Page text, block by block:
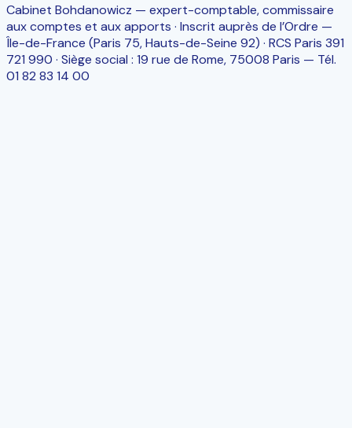
Cabinet Bohdanowicz — expert-comptable, commissaire
aux comptes et aux apports · Inscrit auprès de l’Ordre —
Île-de-France (Paris 75, Hauts-de-Seine 92) · RCS Paris 391
721 990 · Siège social : 19 rue de Rome, 75008 Paris — Tél.
01 82 83 14 00